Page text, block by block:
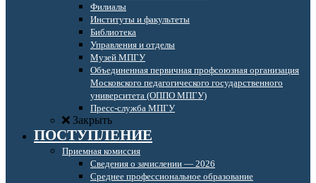
Филиалы
Институты и факультеты
Библиотека
Управления и отделы
Музей МПГУ
Объединенная первичная профсоюзная организация
Московского педагогического государственного
университета (ОППО МПГУ)
Пресс-служба МПГУ
Закрыть
ПОСТУПЛЕНИЕ
Приемная комиссия
Сведения о зачислении — 2026
Среднее профессиональное образование